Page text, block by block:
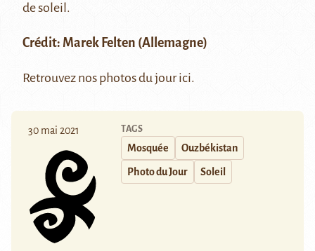
de soleil.
Crédit: Marek Felten (Allemagne)
Retrouvez nos photos du jourici.
30 mai 2021 TAGS
Mosquée Ouzbékistan
Photo du Jour Soleil